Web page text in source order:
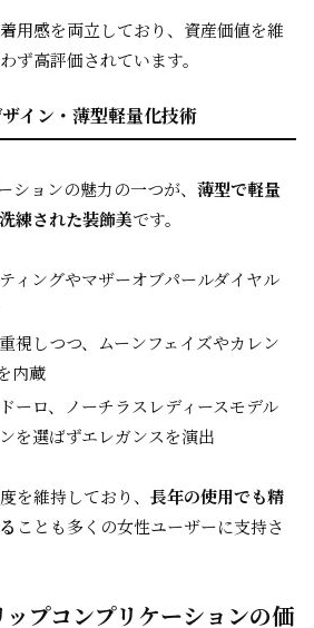
用感を両立しており、資産価値を維
ず高評価されています。
イン・薄型軽量化技術
ションの魅力の一つが、 薄型で軽量
練された装飾美です。
ィングやマザーオブパールダイヤル
視しつつ、ムーンフェイズやカレン
内蔵
ーロ、ノーチラスレディースモデル
を選ばずエレガンスを演出
を維持しており、 長年の使用でも精
ことも多くの女性ユーザーに支持さ
プコンプリケーションの価